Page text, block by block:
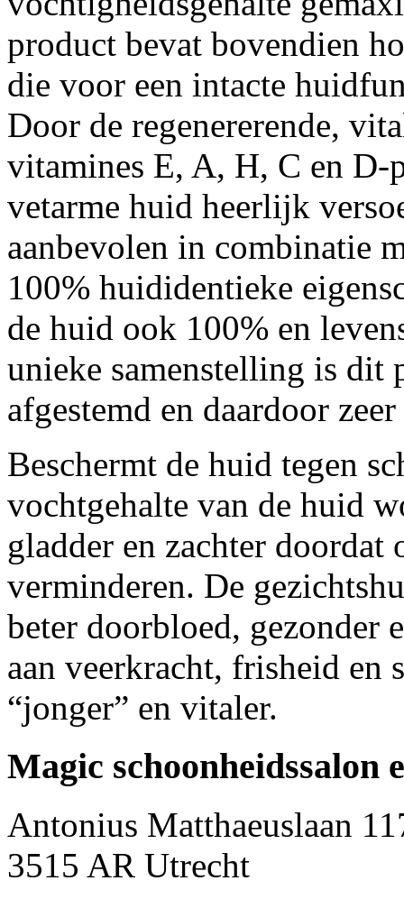
product bevat bovendien
die voor een intacte
Door de regenererende,
vitamines E, A, H, C en D-
vetarme huid heerlijk
aanbevolen in combinatie
100% huididentieke
de huid ook 100% en
unieke samenstelling is dit
afgestemd en daardoor
Beschermt de huid tegen
vochtgehalte van de huid
gladder en zachter
verminderen. De
beter doorbloed, gezonder
aan veerkracht, frisheid en
“jonger” en vitaler.
Magic schoonheidssalon
Antonius Matthaeuslaan
3515 AR Utrecht